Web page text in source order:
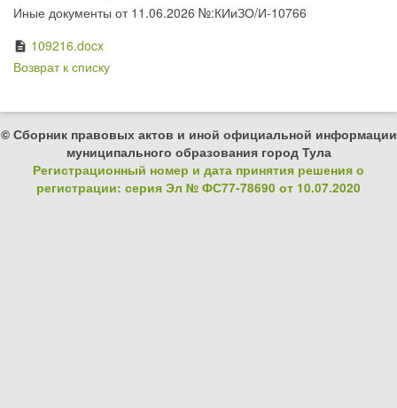
Иные документы от 11.06.2026 №:КИиЗО/И-10766
description 109216.docx
Возврат к списку
© Сборник правовых актов и иной официальной информации
муниципального образования город Тула
Регистрационный номер и дата принятия решения о
регистрации: серия Эл № ФС77-78690 от 10.07.2020